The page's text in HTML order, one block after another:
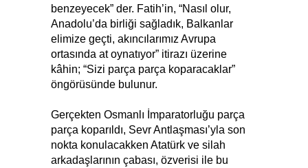
benzeyecek” der. Fatih’in, “Nasıl olur,
Anadolu’da birliği sağladık, Balkanlar
elimize geçti, akıncılarımız Avrupa
ortasında at oynatıyor” itirazı üzerine
kâhin; “Sizi parça parça koparacaklar”
öngörüsünde bulunur.
Gerçekten Osmanlı İmparatorluğu parça
parça koparıldı, Sevr Antlaşması’yla son
nokta konulacakken Atatürk ve silah
arkadaşlarının çabası, özverisi ile bu